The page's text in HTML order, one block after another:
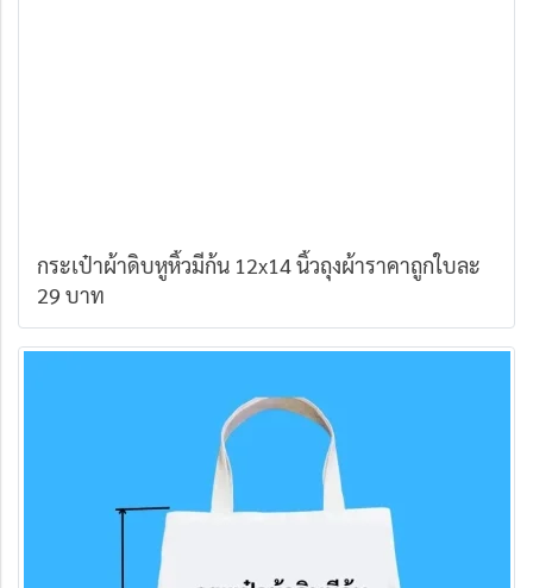
กระเป๋าผ้าดิบหูหิ้วมีก้น 12x14 นิ้วถุงผ้าราคาถูกใบละ
29 บาท